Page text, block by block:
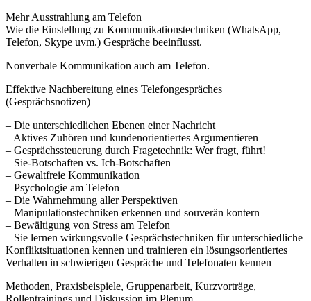
Mehr Ausstrahlung am Telefon
Wie die Einstellung zu Kommunikationstechniken (WhatsApp,
Telefon, Skype uvm.) Gespräche beeinflusst.
Nonverbale Kommunikation auch am Telefon.
Effektive Nachbereitung eines Telefongespräches
(Gesprächsnotizen)
– Die unterschiedlichen Ebenen einer Nachricht
– Aktives Zuhören und kundenorientiertes Argumentieren
– Gesprächssteuerung durch Fragetechnik: Wer fragt, führt!
– Sie-Botschaften vs. Ich-Botschaften
– Gewaltfreie Kommunikation
– Psychologie am Telefon
– Die Wahrnehmung aller Perspektiven
– Manipulationstechniken erkennen und souverän kontern
– Bewältigung von Stress am Telefon
– Sie lernen wirkungsvolle Gesprächstechniken für unterschiedliche
Konfliktsituationen kennen und trainieren ein lösungsorientiertes
Verhalten in schwierigen Gespräche und Telefonaten kennen
Methoden, Praxisbeispiele, Gruppenarbeit, Kurzvorträge,
Rollentrainings und Diskussion im Plenum.